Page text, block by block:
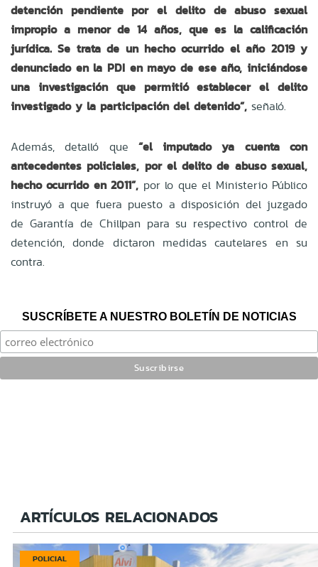
detención pendiente por el delito de abuso sexual
impropio a menor de 14 años, que es la calificación
jurídica. Se trata de un hecho ocurrido el año 2019 y
denunciado en la PDI en mayo de ese año, iniciándose
una investigación que permitió establecer el delito
investigado y la participación del detenido”, señaló.
Además, detalló que “el imputado ya cuenta con
antecedentes policiales, por el delito de abuso sexual,
hecho ocurrido en 2011”, por lo que el Ministerio Público
instruyó a que fuera puesto a disposición del juzgado
de Garantía de Chillpan para su respectivo control de
detención, donde dictaron medidas cautelares en su
contra.
SUSCRÍBETE A NUESTRO BOLETÍN DE NOTICIAS
ARTÍCULOS RELACIONADOS
POLICIAL